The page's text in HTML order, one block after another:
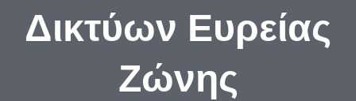
Δικτύων Ευρείας
Ζώνης